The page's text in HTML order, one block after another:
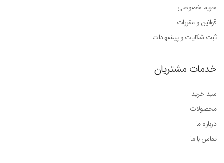
حریم خصوصی
قوانین و مقررات
ثبت شکایات و پیشنهادات
خدمات مشتریان
سبد خرید
محصولات
درباره ما
تماس با ما